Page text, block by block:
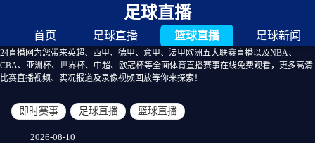
足球直播
首页 足球直播 篮球直播 足球新闻
24直播网为您带来英超、西甲、德甲、意甲、法甲欧洲五大联赛直播以及NBA、
CBA、亚洲杯、世界杯、中超、欧冠杯等全面体育直播赛事在线免费观看，更多高清
比赛直播视频、实况报道及录像视频回放等你来探索！
即时赛事 足球直播 篮球直播
2026-08-10